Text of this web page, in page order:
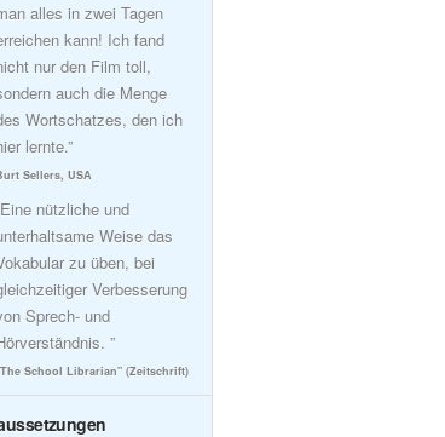
alles in zwei Tagen
kann! Ich fand
nur den Film toll,
auch die Menge
Wortschatzes, den ich
lernte.”
Sellers, USA
nützliche und
Weise das
zu üben, bei
Verbesserung
Sprech- und
”
School Librarian" (Zeitschrift)